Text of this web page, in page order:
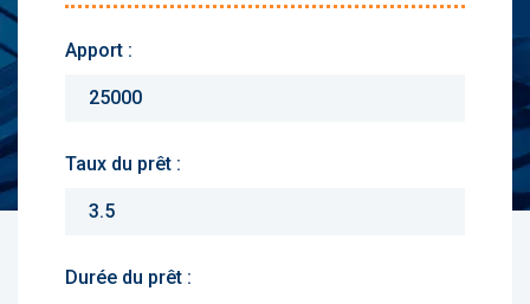
Apport :
Taux du prêt :
Durée du prêt :